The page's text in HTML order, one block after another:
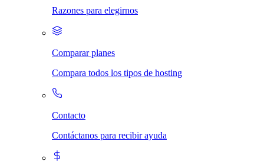
Razones para elegirnos
Comparar planes
Compara todos los tipos de hosting
Contacto
Contáctanos para recibir ayuda